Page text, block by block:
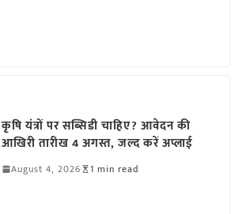
कृषि यंत्रों पर सब्सिडी चाहिए? आवेदन की
आखिरी तारीख 4 अगस्त, जल्द करें अप्लाई
August 4, 2026 1 min read